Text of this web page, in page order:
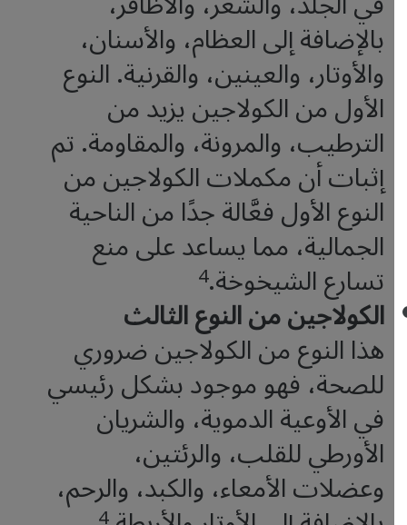
بالإضافة إلى العظام، والأسنان،
والأوتار، والعينين، والقرنية. النوع
الأول من الكولاجين يزيد من
الترطيب، والمرونة، والمقاومة. تم
إثبات أن مكملات الكولاجين من
النوع الأول فعَّالة جدًا من الناحية
الجمالية، مما يساعد على منع
تسارع الشيخوخة.4
الكولاجين من النوع الثالث
هذا النوع من الكولاجين ضروري
للصحة، فهو موجود بشكل رئيسي
في الأوعية الدموية، والشريان
الأورطي للقلب، والرئتين،
وعضلات الأمعاء، والكبد، والرحم،